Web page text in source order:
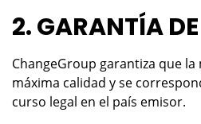
2. GARANTÍA
ChangeGroup garantiza que
máxima calidad y se
curso legal en el país emisor.